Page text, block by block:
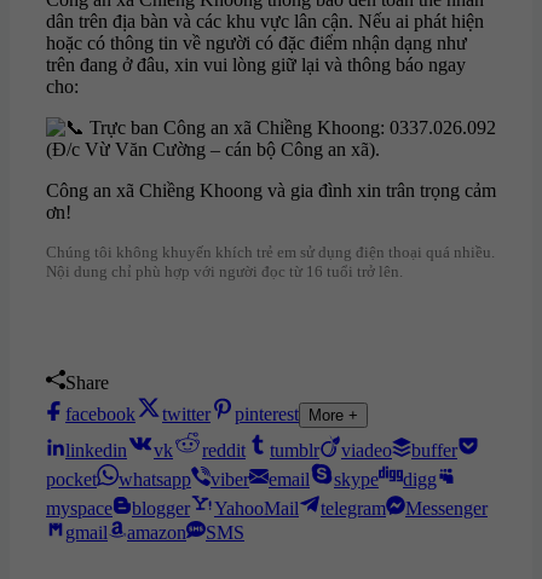
dân trên địa bàn và các khu vực lân cận. Nếu ai phát hiện
hoặc có thông tin về người có đặc điểm nhận dạng như
trên đang ở đâu, xin vui lòng giữ lại và thông báo ngay
cho:
Trực ban Công an xã Chiềng Khoong: 0337.026.092
(Đ/c Vừ Văn Cường – cán bộ Công an xã).
Công an xã Chiềng Khoong và gia đình xin trân trọng cảm
ơn!
Chúng tôi không khuyến khích trẻ em sử dụng điện thoại quá nhiều.
Nội dung chỉ phù hợp với người đọc từ 16 tuổi trở lên.
Share
facebook
Share
on
Facebook
twitter
Share
on
Twitter
pinterest
Share
on
Pinterest
Share
More
More +
linkedin
Share
on
Linkedin
vk
Share
on
Vk
reddit
Share
on
Reddit
tumblr
Share
on
Tumblr
viadeo
Share
on
Viadeo
buffer
Share
on
pocketShare
on
Pocket
whatsappShare
on
Whatsapp
viberShare
on
Viber
emailShare
on
Email
skypeShare
on
Skype
diggShare
on
Digg
myspaceShare
on
Myspace
bloggerShare
on
Blogger
YahooMailShare
on
telegramShare
on
Messenger
on
gmail Share
amazonShare
SMS